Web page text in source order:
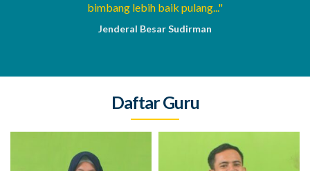
bimbang lebih baik pulang..."
Jenderal Besar Sudirman
Daftar Guru